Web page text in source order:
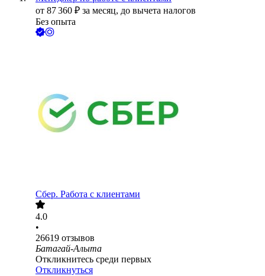
от 87 360 ₽ за месяц, до вычета налогов
Без опыта
Сбер. Работа с клиентами
4.0
•
26619 отзывов
Батагай-Алыта
Откликнитесь среди первых
Откликнуться